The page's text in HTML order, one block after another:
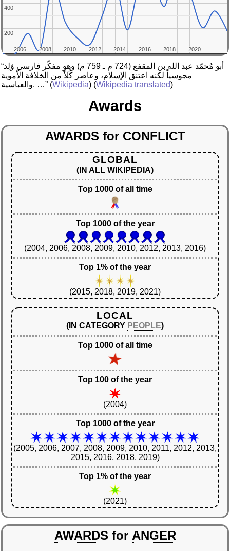
2006
2006 2008
2008 2010
2010 2012
2012 2014
2014 2016
2016 2018
2018 2020
2020
200
200
400
400
“أبو مُحمّد عبد الله بن المقفع (724 م ـ 759 م) وهو مفكّر فارسي وُلِد
مجوسياً لكنه اعتنق الإسلام، وعاصر كُلاً من الخلافة الأموية
والعباسية. …” (Wikipedia) (Wikipedia translated)
Awards
AWARDS for CONFLICT
GLOBAL
(IN ALL WIKIPEDIA)
Top 1000 of all time
Top 1000 of the year
(2004, 2006, 2008, 2009, 2010, 2012, 2013, 2016)
Top 1% of the year
(2015, 2018, 2019, 2021)
LOCAL
(IN CATEGORY PEOPLE)
Top 1000 of all time
Top 100 of the year
(2004)
Top 1000 of the year
(2005, 2006, 2007, 2008, 2009, 2010, 2011, 2012, 2013,
2015, 2016, 2018, 2019)
Top 1% of the year
(2021)
AWARDS for ANGER